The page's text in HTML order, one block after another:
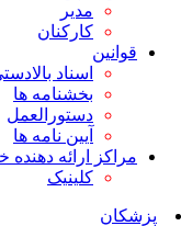
بالادستی
ها
نامه ها
دهنده خدمت